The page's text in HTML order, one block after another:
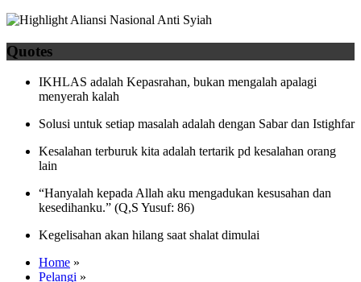
Quotes
IKHLAS adalah Kepasrahan, bukan mengalah apalagi
menyerah kalah
Solusi untuk setiap masalah adalah dengan Sabar dan Istighfar
Kesalahan terburuk kita adalah tertarik pd kesalahan orang
lain
“Hanyalah kepada Allah aku mengadukan kesusahan dan
kesedihanku.” (Q,S Yusuf: 86)
Kegelisahan akan hilang saat shalat dimulai
Home »
Pelangi »